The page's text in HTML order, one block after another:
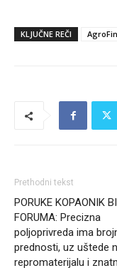
KLJUČNE REČI AgroFin
Prethodni tekst
PORUKE KOPAONIK
FORUMA: Precizna
poljoprivreda ima
prednosti, uz uštede
repromaterijalu i